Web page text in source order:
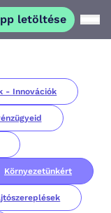
letöltése
- Innovációk
Környezetünkért